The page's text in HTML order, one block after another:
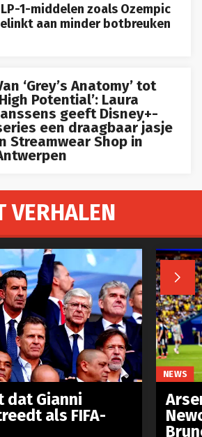
1-middelen zoals Ozempic
aan minder botbreuken
‘Grey’s Anatomy’ tot
Potential’: Laura
geeft Disney+-
een draagbaar jasje
Streamwear Shop in
VERHALEN

dat Gianni
als FIFA-
NEWS